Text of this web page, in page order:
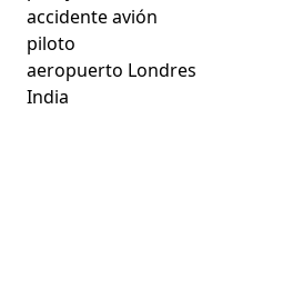
accidente avión
piloto
aeropuerto Londres
India